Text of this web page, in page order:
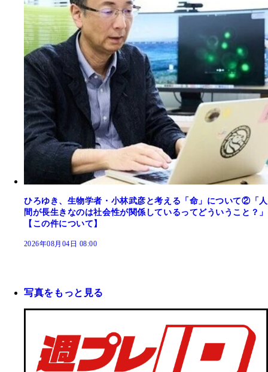
ひろゆき、生物学者・小林武彦と考える「命」について②「人
間が長生きなのは社会性が関係しているってどういうこと？」
【この件について】
2026年08月04日 08:00
写真をもっと見る